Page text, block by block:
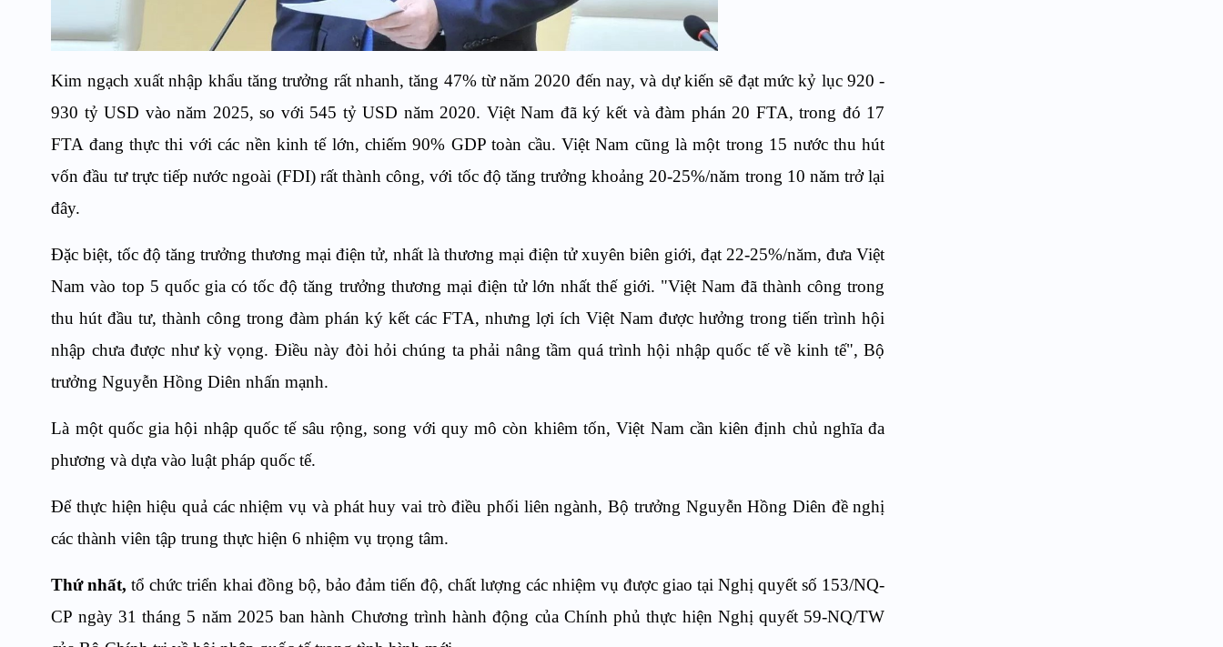
Kim ngạch xuất nhập khẩu tăng trưởng rất nhanh, tăng 47% từ năm 2020 đến nay, và dự kiến sẽ đạt mức kỷ lục 920 -
930 tỷ USD vào năm 2025, so với 545 tỷ USD năm 2020. Việt Nam đã ký kết và đàm phán 20 FTA, trong đó 17
FTA đang thực thi với các nền kinh tế lớn, chiếm 90% GDP toàn cầu. Việt Nam cũng là một trong 15 nước thu hút
vốn đầu tư trực tiếp nước ngoài (FDI) rất thành công, với tốc độ tăng trưởng khoảng 20-25%/năm trong 10 năm trở lại
đây.
Đặc biệt, tốc độ tăng trưởng thương mại điện tử, nhất là thương mại điện tử xuyên biên giới, đạt 22-25%/năm, đưa Việt
Nam vào top 5 quốc gia có tốc độ tăng trưởng thương mại điện tử lớn nhất thế giới. "Việt Nam đã thành công trong
thu hút đầu tư, thành công trong đàm phán ký kết các FTA, nhưng lợi ích Việt Nam được hưởng trong tiến trình hội
nhập chưa được như kỳ vọng. Điều này đòi hỏi chúng ta phải nâng tầm quá trình hội nhập quốc tế về kinh tế", Bộ
trưởng Nguyễn Hồng Diên nhấn mạnh.
Là một quốc gia hội nhập quốc tế sâu rộng, song với quy mô còn khiêm tốn, Việt Nam cần kiên định chủ nghĩa đa
phương và dựa vào luật pháp quốc tế.
Để thực hiện hiệu quả các nhiệm vụ và phát huy vai trò điều phối liên ngành, Bộ trưởng Nguyễn Hồng Diên đề nghị
các thành viên tập trung thực hiện 6 nhiệm vụ trọng tâm.
Thứ nhất, tổ chức triển khai đồng bộ, bảo đảm tiến độ, chất lượng các nhiệm vụ được giao tại Nghị quyết số 153/NQ-
CP ngày 31 tháng 5 năm 2025 ban hành Chương trình hành động của Chính phủ thực hiện Nghị quyết 59-NQ/TW